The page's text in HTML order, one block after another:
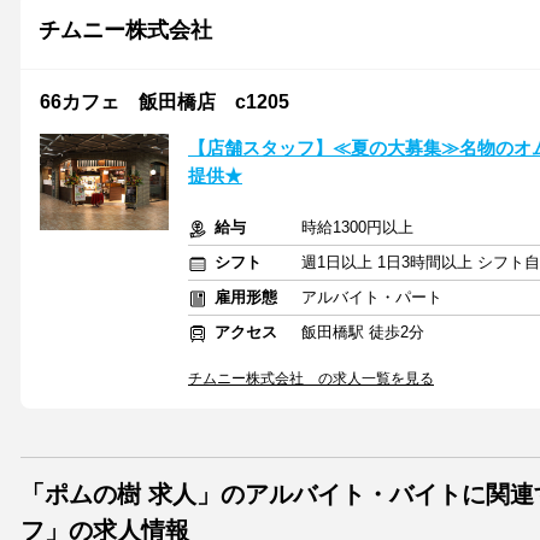
チムニー株式会社
66カフェ 飯田橋店 c1205
【店舗スタッフ】≪夏の大募集≫名物の
提供★
給与
時給1300円以上
シフト
週1日以上 1日3時間以上 シフト
雇用形態
アルバイト・パート
アクセス
飯田橋駅 徒歩2分
チムニー株式会社 の求人一覧を見る
「ポムの樹 求人」のアルバイト・バイトに関
フ」の求人情報